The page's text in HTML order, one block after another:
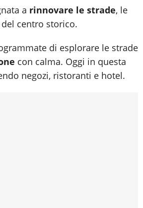
a rinnovare le strade, le
centro storico.
di esplorare le strade
con calma. Oggi in questa
negozi, ristoranti e hotel.